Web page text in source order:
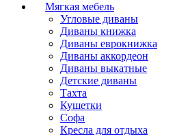
Мягкая мебель
Угловые диваны
Диваны книжка
Диваны еврокнижка
Диваны аккордеон
Диваны выкатные
Детские диваны
Тахта
Кушетки
Софа
Кресла для отдыха